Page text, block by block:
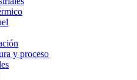
y proceso